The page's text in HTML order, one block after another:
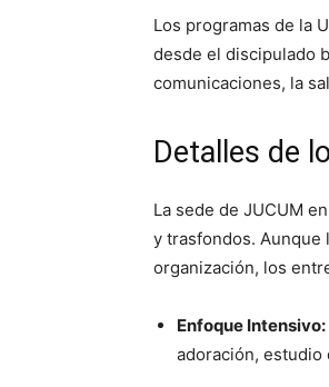
Los programas de la
desde el discipulado
comunicaciones, la
Detalles de
La sede de JUCUM
y trasfondos. Aunque
organización, los
Enfoque Intensivo:
adoración, estudio